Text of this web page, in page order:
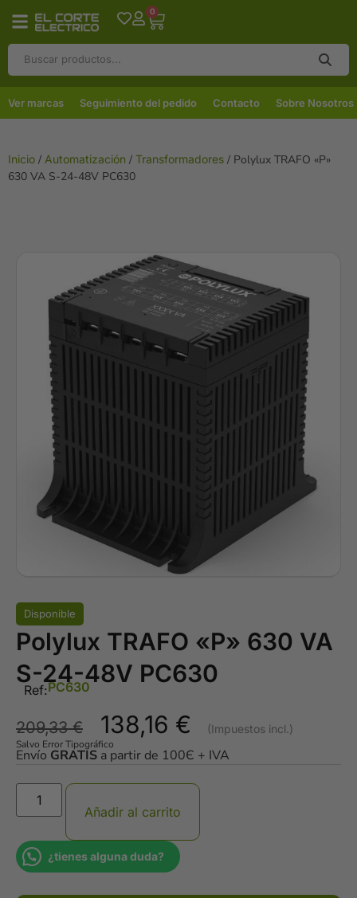
0
Ver marcas Seguimiento del pedido Contacto Sobre Nosotros
Inicio / Automatización / Transformadores / Polylux TRAFO «P»
630 VA S-24-48V PC630
Disponible
Polylux TRAFO «P» 630 VA
S-24-48V PC630
Ref:PC630
209,33€ 138,16 €
Salvo Error Tipográfico
Envío GRATIS a partir de 100Є + IVA
Añadir al carrito
¿tienes alguna duda?